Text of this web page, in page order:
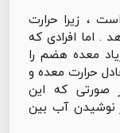
، زیرا حرارت
اما افرادی که
معده هضم را
حرارت معده و
صورتی که این
نوشیدن آب بین